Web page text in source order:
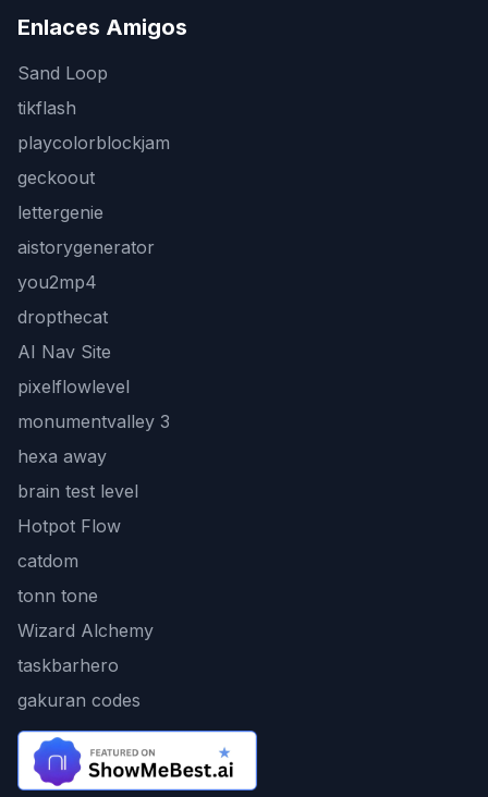
Enlaces Amigos
Sand Loop
tikflash
playcolorblockjam
geckoout
lettergenie
aistorygenerator
you2mp4
dropthecat
AI Nav Site
pixelflowlevel
monumentvalley 3
hexa away
brain test level
Hotpot Flow
catdom
tonn tone
Wizard Alchemy
taskbarhero
gakuran codes